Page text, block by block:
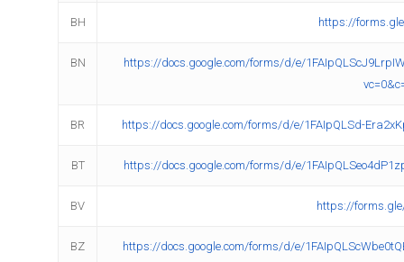
BH https://
BN
https://docs.google.com/forms/d/e/
BR https://docs.google.com/forms/d/e/1FAIpQLSd-
BT https://docs.google.com/forms/d/e/
BV https://
BZ https://docs.google.com/forms/d/e/